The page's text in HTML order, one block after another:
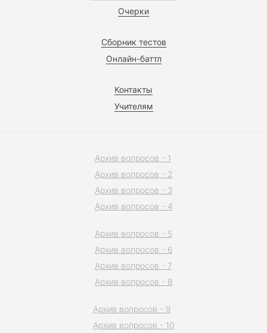
Очерки
Сборник тестов
Онлайн-баттл
Контакты
Учителям
Архив вопросов - 1
Архив вопросов - 2
Архив вопросов - 3
Архив вопросов - 4
Архив вопросов - 5
Архив вопросов - 6
Архив вопросов - 7
Архив вопросов - 8
Архив вопросов - 9
Архив вопросов - 10